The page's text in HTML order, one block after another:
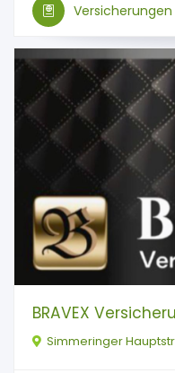
Versicherungen
BRAVEX
Simmeringer